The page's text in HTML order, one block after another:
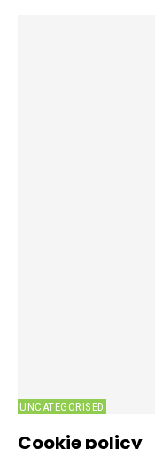
UNCATEGORISED
Cookie policy